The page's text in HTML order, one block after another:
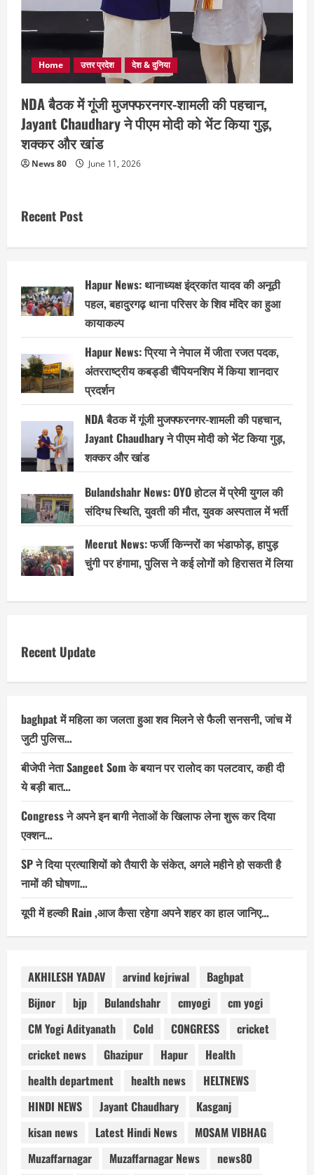
Home उत्तर प्रदेश देश & दुनिया
NDA बैठक में गूंजी मुजफ्फरनगर-शामली की पहचान,
Jayant Chaudhary ने पीएम मोदी को भेंट किया गुड़,
शक्कर और खांड
News 80 June 11, 2026
Recent Post
Hapur News: थानाध्यक्ष इंद्रकांत यादव की अनूठी
पहल, बहादुरगढ़ थाना परिसर के शिव मंदिर का हुआ
कायाकल्प
Hapur News: प्रिया ने नेपाल में जीता रजत पदक,
अंतरराष्ट्रीय कबड्डी चैंपियनशिप में किया शानदार
प्रदर्शन
NDA बैठक में गूंजी मुजफ्फरनगर-शामली की पहचान,
Jayant Chaudhary ने पीएम मोदी को भेंट किया गुड़,
शक्कर और खांड
Bulandshahr News: OYO होटल में प्रेमी युगल की
संदिग्ध स्थिति, युवती की मौत, युवक अस्पताल में भर्ती
Meerut News: फर्जी किन्नरों का भंडाफोड़, हापुड़
चुंगी पर हंगामा, पुलिस ने कई लोगों को हिरासत में लिया
Recent Update
baghpat में महिला का जलता हुआ शव मिलने से फैली सनसनी, जांच में
जुटी पुलिस…
बीजेपी नेता Sangeet Som के बयान पर रालोद का पलटवार, कही दी
ये बड़ी बात…
Congress ने अपने इन बागी नेताओं के खिलाफ लेना शुरू कर दिया
एक्शन…
SP ने दिया प्रत्याशियों को तैयारी के संकेत, अगले महीने हो सकती है
नामों की घोषणा…
यूपी में हल्की Rain ,आज कैसा रहेगा अपने शहर का हाल जानिए…
AKHILESH YADAV arvind kejriwal
Baghpat
Bijnor
bjp Bulandshahr cmyogi
cm yogi
CM Yogi Adityanath
Cold CONGRESS
cricket
cricket news
Ghazipur Hapur
Health
health department
health news
HELTNEWS
HINDI NEWS
Jayant Chaudhary
Kasganj
kisan news
Latest Hindi News
MOSAM VIBHAG
Muzaffarnagar
Muzaffarnagar News
news80